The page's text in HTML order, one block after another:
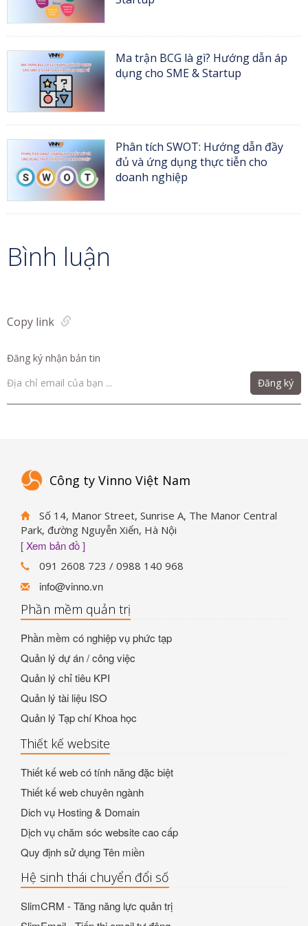
Ma trận BCG là gì? Hướng dẫn áp
dụng cho SME & Startup
Phân tích SWOT: Hướng dẫn đầy
đủ và ứng dụng thực tiễn cho
doanh nghiệp
Bình luận
Copy link
Đăng ký nhận bản tin
Đăng ký
Công ty Vinno Việt Nam
Số 14, Manor Street, Sunrise A, The Manor Central
Park, đường Nguyễn Xiển, Hà Nội
[ Xem bản đồ ]
091 2608 723 / 0988 140 968
info@vinno.vn
Phần mềm quản trị
Phần mềm có nghiệp vụ phức tạp
Quản lý dự án / công việc
Quản lý chỉ tiêu KPI
Quản lý tài liệu ISO
Quản lý Tạp chí Khoa học
Thiết kế website
Thiết kế web có tính năng đặc biệt
Thiết kế web chuyên ngành
Dich vụ Hosting & Domain
Dịch vụ chăm sóc website cao cấp
Quy định sử dụng Tên miền
Hệ sinh thái chuyển đổi số
SlimCRM - Tăng năng lực quản trị